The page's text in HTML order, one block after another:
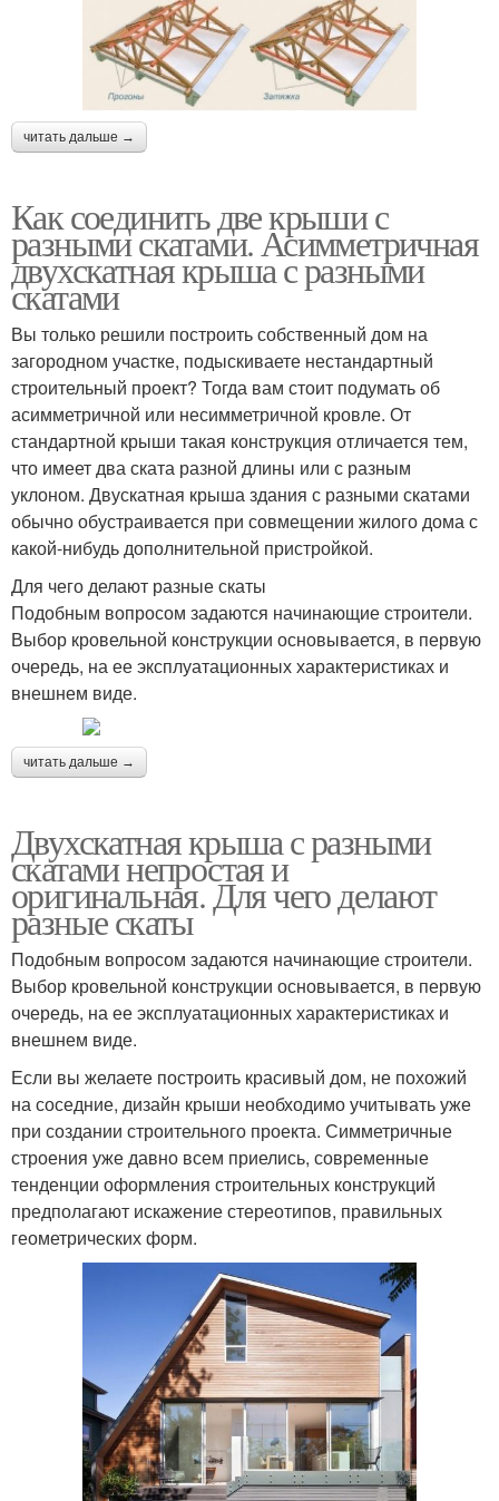
читать дальше →
Как соединить две крыши с
разными скатами. Асимметричная
двухскатная крыша с разными
скатами
Вы только решили построить собственный дом на
загородном участке, подыскиваете нестандартный
строительный проект? Тогда вам стоит подумать об
асимметричной или несимметричной кровле. От
стандартной крыши такая конструкция отличается тем,
что имеет два ската разной длины или с разным
уклоном. Двускатная крыша здания с разными скатами
обычно обустраивается при совмещении жилого дома с
какой-нибудь дополнительной пристройкой.
Для чего делают разные скаты
Подобным вопросом задаются начинающие строители.
Выбор кровельной конструкции основывается, в первую
очередь, на ее эксплуатационных характеристиках и
внешнем виде.
читать дальше →
Двухскатная крыша с разными
скатами непростая и
оригинальная. Для чего делают
разные скаты
Подобным вопросом задаются начинающие строители.
Выбор кровельной конструкции основывается, в первую
очередь, на ее эксплуатационных характеристиках и
внешнем виде.
Если вы желаете построить красивый дом, не похожий
на соседние, дизайн крыши необходимо учитывать уже
при создании строительного проекта. Симметричные
строения уже давно всем приелись, современные
тенденции оформления строительных конструкций
предполагают искажение стереотипов, правильных
геометрических форм.